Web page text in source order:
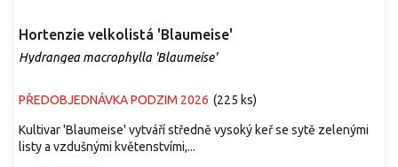
Hortenzie velkolistá 'Blaumeise'
Hydrangea macrophylla 'Blaumeise'
PŘEDOBJEDNÁVKA PODZIM 2026 (225 ks)
Kultivar 'Blaumeise' vytváří středně vysoký keř se sytě zelenými
listy a vzdušnými květenstvími,...